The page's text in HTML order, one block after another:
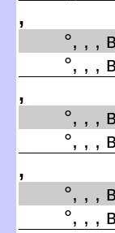
,
°, , ,
°, , ,
,
°, , ,
°, , ,
,
°, , ,
°, , ,